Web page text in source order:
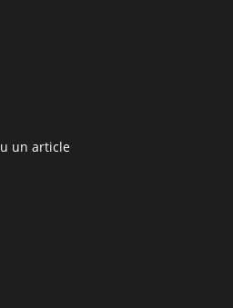
un article